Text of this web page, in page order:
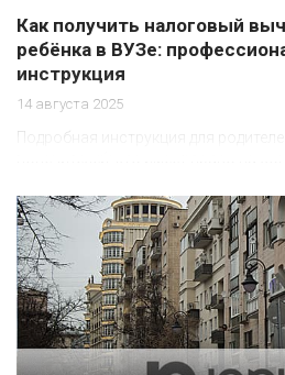
Как получить налоговый
ребёнка в ВУЗе:
инструкция
14 августа 2025
Подробная инструкция для